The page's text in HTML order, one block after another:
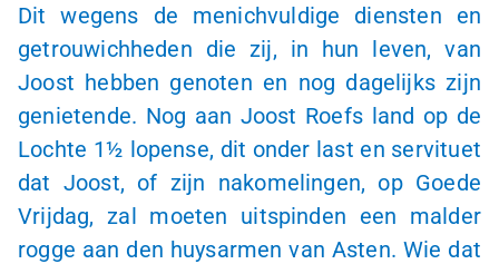
Dit wegens de menichvuldige diensten en
getrouwichheden die zij, in hun leven, van
Joost hebben genoten en nog dagelijks zijn
genietende. Nog aan Joost Roefs land op de
Lochte 1½ lopense, dit onder last en servituet
dat Joost, of zijn nakomelingen, op Goede
Vrijdag, zal moeten uitspinden een malder
rogge aan den huysarmen van Asten. Wie dat